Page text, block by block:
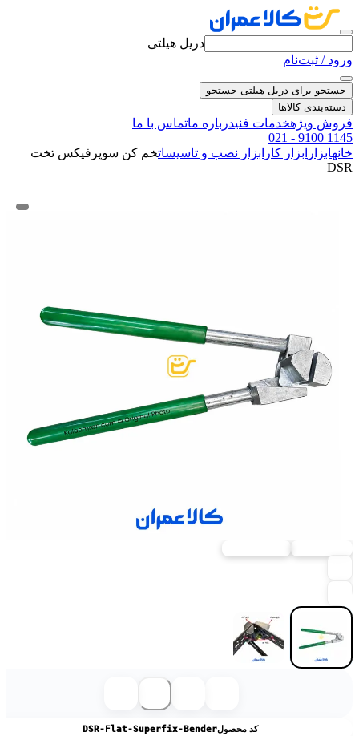
دریل هیلتی
ورود / ثبت‌نام
جستجو برای دریل هیلتی جستجو
دسته‌بندی کالاها
فروش ویژهخدمات فنیدرباره ماتماس با ما
021 - 9100 1145
خانهابزار ابزار کار ابزار نصب و تاسیساتخم کن سوپرفیکس تخت
DSR
کد محصولDSR-Flat-Superfix-Bender